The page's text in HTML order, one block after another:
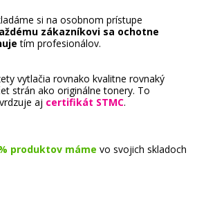
si na osobnom prístupe
zákazníkovi sa ochotne
tím profesionálov.
vytlačia rovnako kvalitne rovnaký
strán ako originálne tonery. To
aj certifikát STMC.
produktov máme vo svojich skladoch